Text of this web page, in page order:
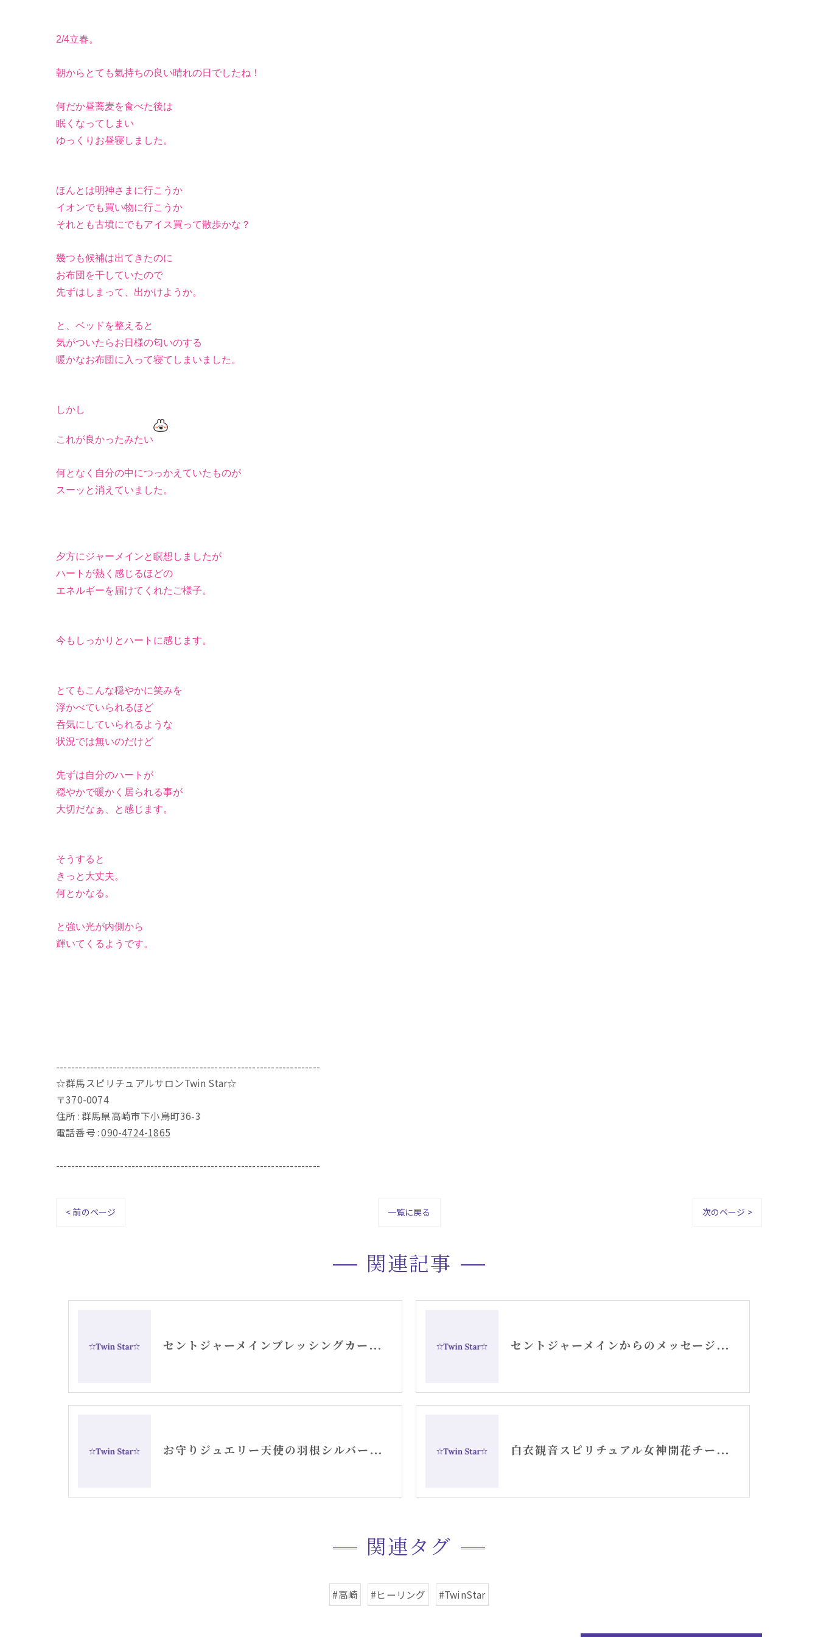
2/4立春。
朝からとても氣持ちの良い晴れの日でしたね！
何だか昼蕎麦を食べた後は
眠くなってしまい
ゆっくりお昼寝しました。
ほんとは明神さまに行こうか
イオンでも買い物に行こうか
それとも古墳にでもアイス買って散歩かな？
幾つも候補は出てきたのに
お布団を干していたので
先ずはしまって、出かけようか。
と、ベッドを整えると
気がついたらお日様の匂いのする
暖かなお布団に入って寝てしまいました。
しかし
これが良かったみたい
何となく自分の中につっかえていたものが
スーッと消えていました。
夕方にジャーメインと瞑想しましたが
ハートが熱く感じるほどの
エネルギーを届けてくれたご様子。
今もしっかりとハートに感じます。
とてもこんな穏やかに笑みを
浮かべていられるほど
呑気にしていられるような
状況では無いのだけど
先ずは自分のハートが
穏やかで暖かく居られる事が
大切だなぁ、と感じます。
そうすると
きっと大丈夫。
何とかなる。
と強い光が内側から
輝いてくるようです。
----------------------------------------------------------------------
☆群馬スピリチュアルサロンTwin Star☆
〒370-0074
住所 : 群馬県高崎市下小鳥町36-3
電話番号 :090-4724-1865
----------------------------------------------------------------------
< 前のページ 一覧に戻る 次のページ >
関連記事
セントジャーメインブレッシングカードGSVFグリッド セントジャーメインからのメッセージ・水瓶座新月アリーシャ
お守りジュエリー天使の羽根シルバーピアス 白衣観音スピリチュアル女神開花チーム活動記録YouTube②
関連タグ
#高崎 #ヒーリング #TwinStar